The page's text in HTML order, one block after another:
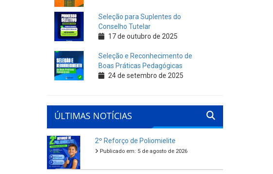
Seleção para Suplentes do
Conselho Tutelar
17 de outubro de 2025
Seleção e Reconhecimento de
Boas Práticas Pedagógicas
24 de setembro de 2025
ÚLTIMAS NOTÍCIAS
2º Reforço de Poliomielite
Publicado em: 5 de agosto de 2026